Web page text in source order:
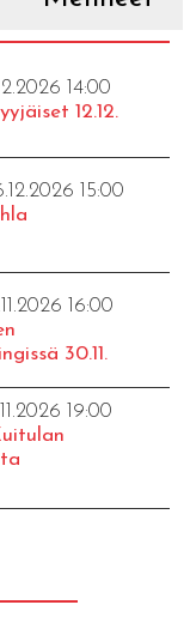
14:00
12.12.
15:00
16:00
30.11.
19:00